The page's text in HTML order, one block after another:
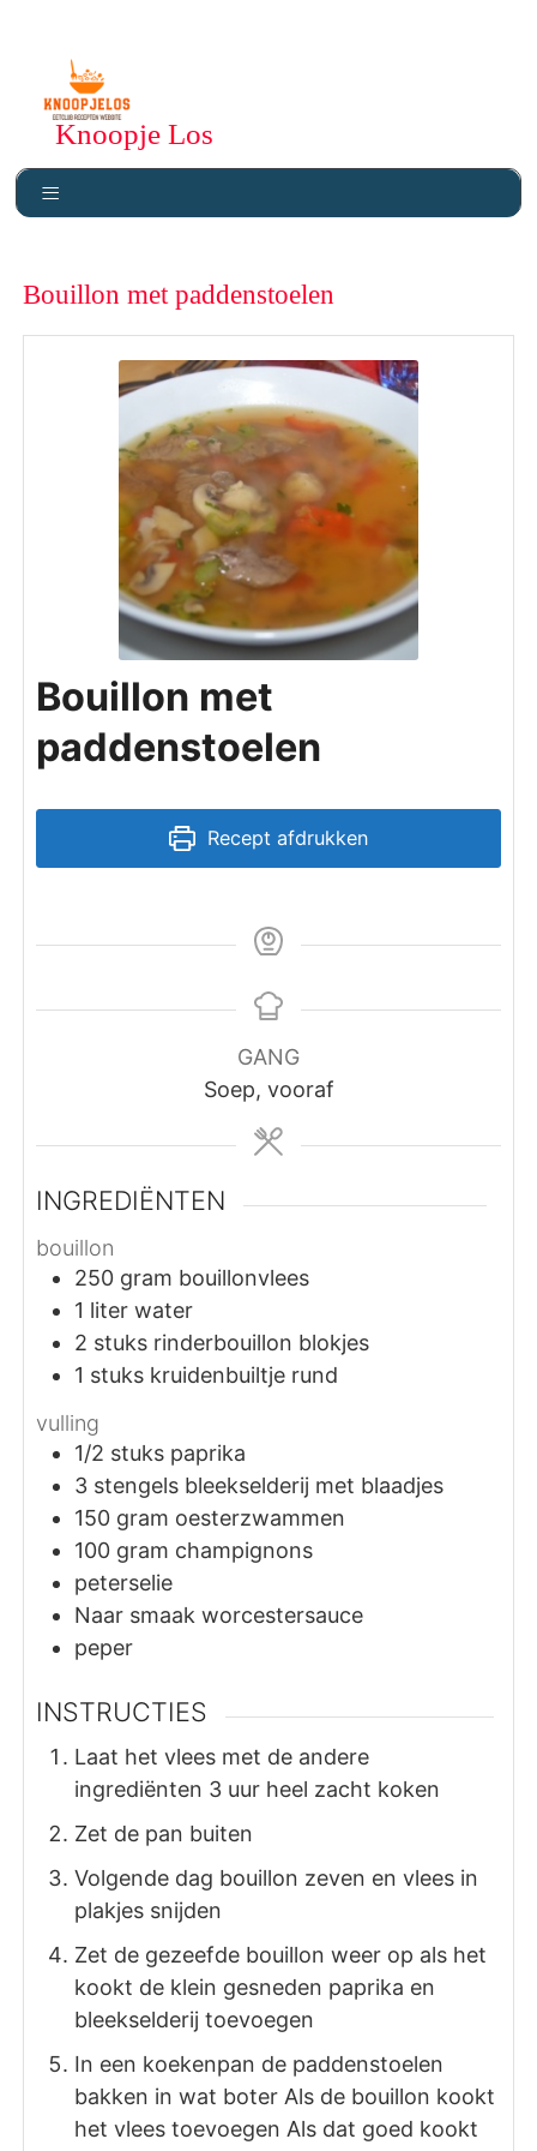
Knoopje Los
Bouillon met paddenstoelen
Bouillon met
paddenstoelen
Recept afdrukken
GANG
Soep, vooraf
INGREDIËNTEN
bouillon
250 gram bouillonvlees
1 liter water
2 stuks rinderbouillon blokjes
1 stuks kruidenbuiltje rund
vulling
1/2 stuks paprika
3 stengels bleekselderij met blaadjes
150 gram oesterzwammen
100 gram champignons
peterselie
Naar smaak worcestersauce
peper
INSTRUCTIES
Laat het vlees met de andere
ingrediënten 3 uur heel zacht koken
Zet de pan buiten
Volgende dag bouillon zeven en vlees in
plakjes snijden
Zet de gezeefde bouillon weer op als het
kookt de klein gesneden paprika en
bleekselderij toevoegen
In een koekenpan de paddenstoelen
bakken in wat boter Als de bouillon kookt
het vlees toevoegen Als dat goed kookt